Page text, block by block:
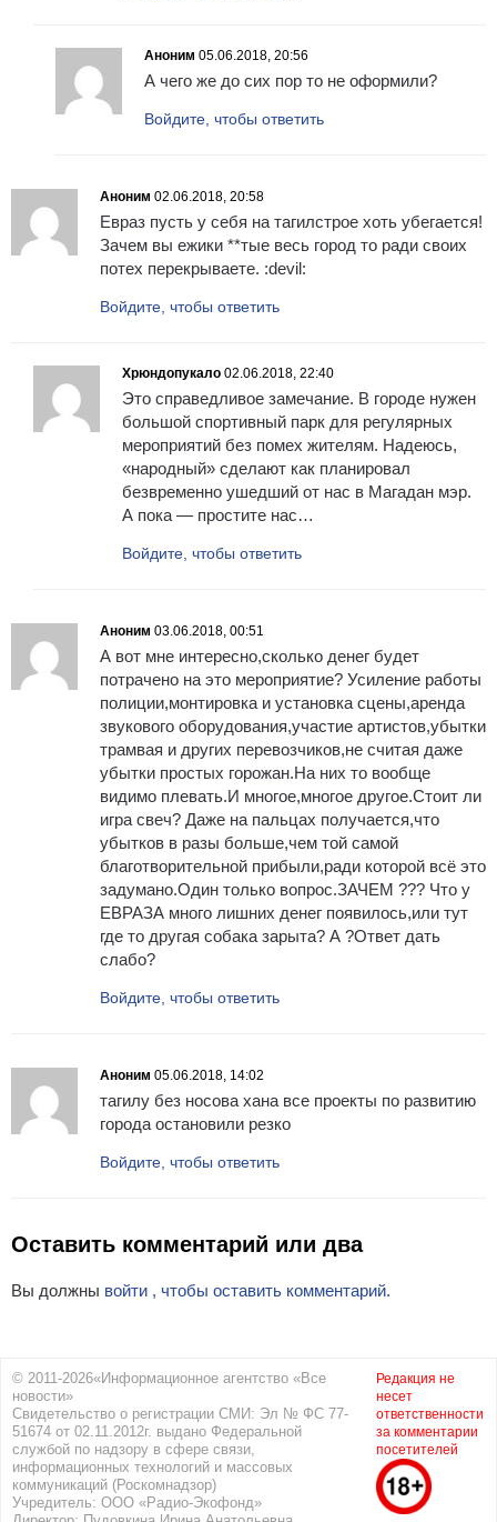
Аноним 05.06.2018, 20:56
А чего же до сих пор то не оформили?
Войдите, чтобы ответить
Аноним 02.06.2018, 20:58
Евраз пусть у себя на тагилстрое хоть убегается!
Зачем вы ежики **тые весь город то ради своих
потех перекрываете. :devil:
Войдите, чтобы ответить
Хрюндопукало 02.06.2018, 22:40
Это справедливое замечание. В городе нужен
большой спортивный парк для регулярных
мероприятий без помех жителям. Надеюсь,
«народный» сделают как планировал
безвременно ушедший от нас в Магадан мэр.
А пока — простите нас…
Войдите, чтобы ответить
Аноним 03.06.2018, 00:51
А вот мне интересно,сколько денег будет
потрачено на это мероприятие? Усиление работы
полиции,монтировка и установка сцены,аренда
звукового оборудования,участие артистов,убытки
трамвая и других перевозчиков,не считая даже
убытки простых горожан.На них то вообще
видимо плевать.И многое,многое другое.Стоит ли
игра свеч? Даже на пальцах получается,что
убытков в разы больше,чем той самой
благотворительной прибыли,ради которой всё это
задумано.Один только вопрос.ЗАЧЕМ ??? Что у
ЕВРАЗА много лишних денег появилось,или тут
где то другая собака зарыта? А ?Ответ дать
слабо?
Войдите, чтобы ответить
Аноним 05.06.2018, 14:02
тагилу без носова хана все проекты по развитию
города остановили резко
Войдите, чтобы ответить
Оставить комментарий или два
Вы должны войти , чтобы оставить комментарий.
© 2011-2026«Информационное агентство «Все
новости»
Свидетельство о регистрации СМИ: Эл № ФС 77-
51674 от 02.11.2012г. выдано Федеральной
службой по надзору в сфере связи,
информационных технологий и массовых
коммуникаций (Роскомнадзор)
Учредитель: ООО «Радио-Экофонд»
Редакция не
несет
ответственности
за комментарии
посетителей